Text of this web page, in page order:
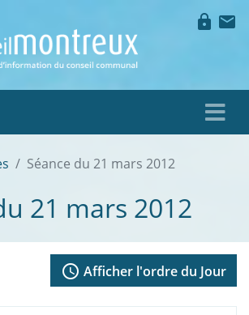
lock mail
Séance du 21 mars 2012
21 mars 2012
access_time Afficher l'ordre du Jour